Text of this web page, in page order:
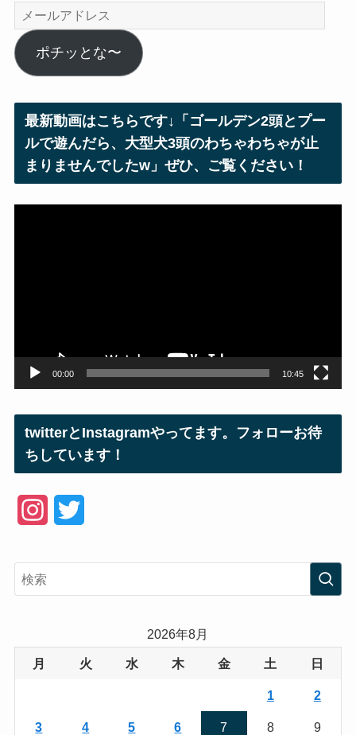
メ
ー
ル
ア
ス
ポチッとな〜
最新動画はこちらです↓「ゴールデン2頭とプー
ルで遊んだら、大型犬3頭のわちゃわちゃが止
まりませんでしたw」ぜひ、ご覧ください！
00:00 10:45
twitterとInstagramやってます。フォローお待
ちしています！
t t
e
2026年8月
月 火 水 木 金 土 日
1 2
3 4 5 6 7 8 9